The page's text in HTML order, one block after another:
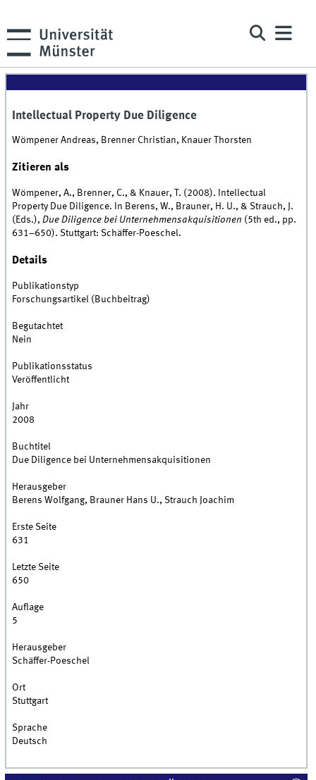
Intellectual Property Due Diligence
Wömpener Andreas, Brenner Christian, Knauer Thorsten
Zitieren als
Wömpener, A., Brenner, C., & Knauer, T. (2008). Intellectual
Property Due Diligence. In Berens, W., Brauner, H. U., & Strauch, J.
(Eds.),Due Diligence bei Unternehmensakquisitionen (5th ed., pp.
631–650). Stuttgart: Schäffer-Poeschel.
Details
Publikationstyp
Forschungsartikel (Buchbeitrag)
Begutachtet
Nein
Publikationsstatus
Veröffentlicht
Jahr
2008
Buchtitel
Due Diligence bei Unternehmensakquisitionen
Herausgeber
Berens Wolfgang, Brauner Hans U., Strauch Joachim
Erste Seite
631
Letzte Seite
650
Auflage
5
Herausgeber
Schäffer-Poeschel
Ort
Stuttgart
Sprache
Deutsch